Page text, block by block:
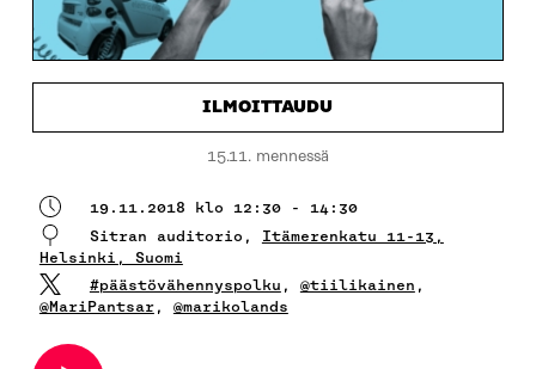
ILMOITTAUDU
15.11. mennessä
19.11.2018 klo 12:30 - 14:30
Sitran auditorio, Itämerenkatu 11-13,
Helsinki, Suomi
#päästövähennyspolku , @tiilikainen ,
@MariPantsar, @marikolands